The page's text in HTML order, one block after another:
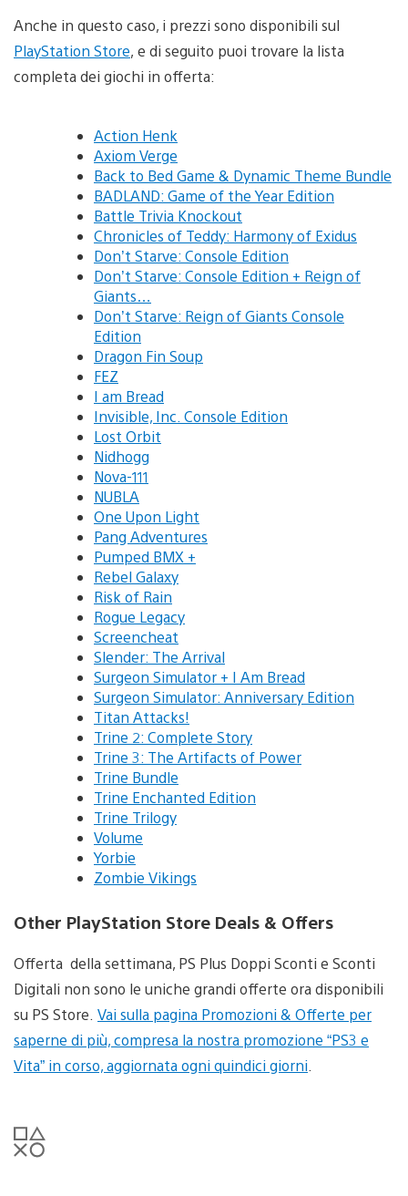
Anche in questo caso, i prezzi sono disponibili sul
PlayStation Store, e di seguito puoi trovare la lista
completa dei giochi in offerta:
Action Henk
Axiom Verge
Back to Bed Game & Dynamic Theme Bundle
BADLAND: Game of the Year Edition
Battle Trivia Knockout
Chronicles of Teddy: Harmony of Exidus
Don’t Starve: Console Edition
Don’t Starve: Console Edition + Reign of
Giants…
Don’t Starve: Reign of Giants Console
Edition
Dragon Fin Soup
FEZ
I am Bread
Invisible, Inc. Console Edition
Lost Orbit
Nidhogg
Nova-111
NUBLA
One Upon Light
Pang Adventures
Pumped BMX +
Rebel Galaxy
Risk of Rain
Rogue Legacy
Screencheat
Slender: The Arrival
Surgeon Simulator + I Am Bread
Surgeon Simulator: Anniversary Edition
Titan Attacks!
Trine 2: Complete Story
Trine 3: The Artifacts of Power
Trine Bundle
Trine Enchanted Edition
Trine Trilogy
Volume
Yorbie
Zombie Vikings
Other PlayStation Store Deals & Offers
Offerta della settimana, PS Plus Doppi Sconti e Sconti
Digitali non sono le uniche grandi offerte ora disponibili
su PS Store. Vai sulla pagina Promozioni & Offerte per
saperne di più, compresa la nostra promozione “PS3 e
Vita” in corso, aggiornata ogni quindici giorni